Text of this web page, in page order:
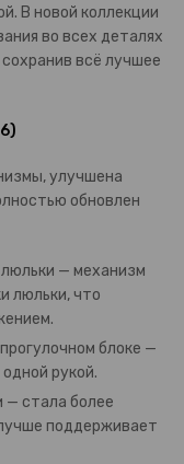
В новой коллекции
во всех деталях
всё лучшее
улучшена
обновлен
— механизм
люльки, что
блоке —
рукой.
— стала более
поддерживает